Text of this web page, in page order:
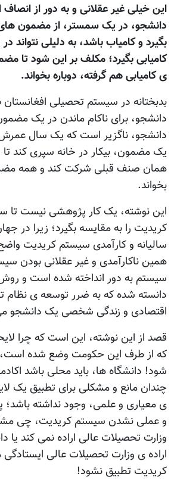
این خیلی غیر عقلانی و به دور از
دانشجو، در یک سمستر، از مضمون
بگیرد و کامیاب باشد، به دلیلی
کامیابی بگیرد؛ مکلف بر این شود تا
ی کامیابی هم گرفته، دوباره بخواند.
بدبختانه در سیستم تحصیلی افغانستان
دانشجو، برای ناکام ماندن در یک
دانشجو، ناگزیر است که یک سال عمرش
یک مضمون، بیکار در خانه سپری کند تا
همان صنف قبلی شرکت کند و همه
بخواند.
این نوشته، یک کار پژوهشی نیست تا
کریدیت را به مقایسه بگیرد؛ زیرا در
سالیانه و کارآمدی سیستم کریدیت
همین ناکارآمدی و غیر عقلانی بودن
سیستم به دور انداخته شده است و
دانسته شده که به ضرر توسعه ی نظام
اقتصادی و زندگی شخصی یک دانشجو
قصد از این نوشته، این است که چرا
که از طرف این حکومت وضع شده
شود! دانشگاه ها، باید محلی باشد
چندان مانع و مشکلی برای تطبیق یک
ی معیاری و علمی، وجود نداشته
و عملی نشدن سیستم کریدیت، چی
وزارت تحصیلات عالی اراده نمی کند یا
اراده ی وزارت تحصیلات عالی
کریدیت تطبیق نشود!